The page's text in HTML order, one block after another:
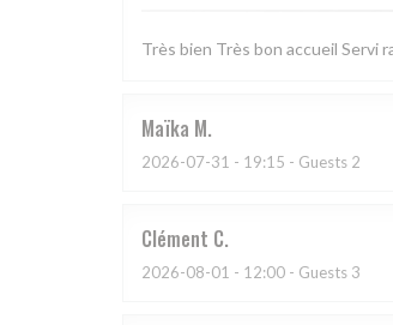
Très bien Très bon accueil Servi
Maïka M
2026-07-31 - 19:15 - Guests 2
Clément C
2026-08-01 - 12:00 - Guests 3